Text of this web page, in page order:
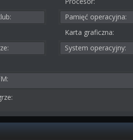
Pamięć operacyjna:
Karta graficzna:
System operacyjny: